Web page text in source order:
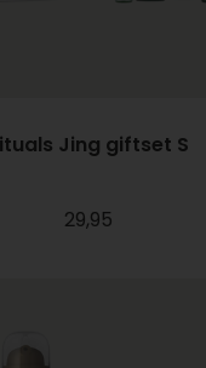
Jing giftset S
29,95